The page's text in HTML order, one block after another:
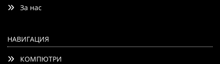
За нас
НАВИГАЦИЯ
КОМПЮТРИ